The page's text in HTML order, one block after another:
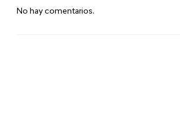
No hay comentarios.